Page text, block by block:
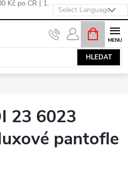
Kč po ČR | 1.
HLEDAT
NÁKUPNÍ
KOŠÍK
23 6023
pantofle